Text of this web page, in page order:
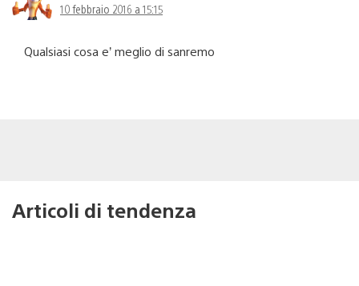
10 febbraio 2016 a 15:15
Qualsiasi cosa e’ meglio di sanremo
Articoli di tendenza